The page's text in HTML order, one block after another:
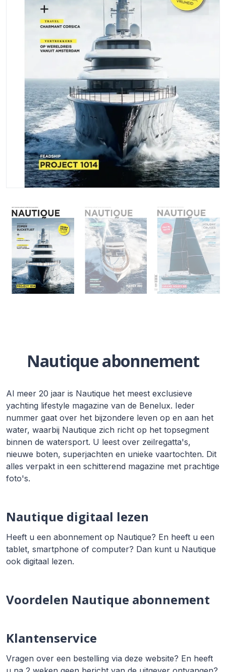
Nautique abonnement
Al meer 20 jaar is Nautique het meest exclusieve
yachting lifestyle magazine van de Benelux. Ieder
nummer gaat over het bijzondere leven op en aan het
water, waarbij Nautique zich richt op het topsegment
binnen de watersport. U leest over zeilregatta's,
nieuwe boten, superjachten en unieke vaartochten. Dit
alles verpakt in een schitterend magazine met prachtige
foto's.
Nautique digitaal lezen
Heeft u een abonnement op Nautique? En heeft u een
tablet, smartphone of computer? Dan kunt u Nautique
ook digitaal lezen.
Voordelen Nautique abonnement
Klantenservice
Vragen over een bestelling via deze website? En heeft